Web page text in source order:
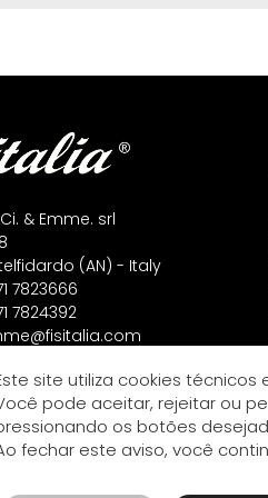
& Emme. srl
(AN) - Italy
7823666
7824392
site utiliza cookies técnicos
pode aceitar, rejeitar ou
os botões
fechar este aviso, você